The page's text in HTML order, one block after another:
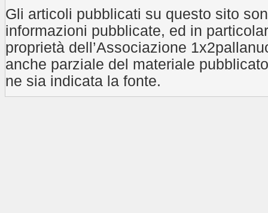
Gli articoli pubblicati su questo sito
informazioni pubblicate, ed in
proprietà dell’Associazione
anche parziale del materiale
ne sia indicata la fonte.